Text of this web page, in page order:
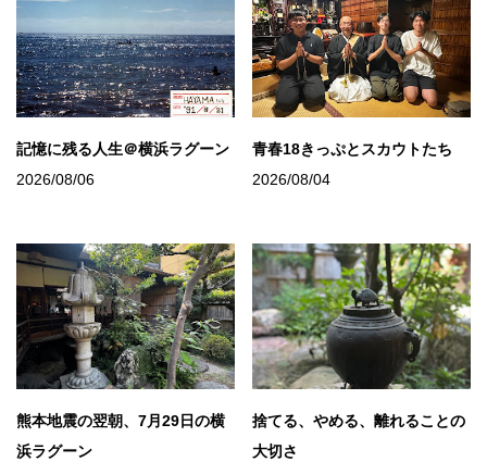
記憶に残る人生＠横浜ラグーン
2026/08/06
青春18きっぷとスカウトたち
2026/08/04
熊本地震の翌朝、7月29日の横
浜ラグーン
捨てる、やめる、離れることの
大切さ